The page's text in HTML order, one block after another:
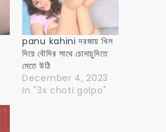
panu kahini দরজায় খিল
দিয়ে বৌদির সাথে চোদাচুদিতে
মেতে উঠি
December 4, 2023
In "3x choti golpo"